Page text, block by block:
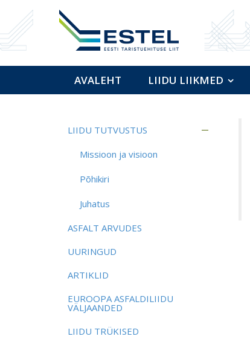
AVALEHT LIIDU LIIKMED
LIIDU TUTVUSTUS
Missioon ja visioon
Põhikiri
Juhatus
ASFALT ARVUDES
UURINGUD
ARTIKLID
EUROOPA ASFALDILIIDU
VÄLJAANDED
LIIDU TRÜKISED